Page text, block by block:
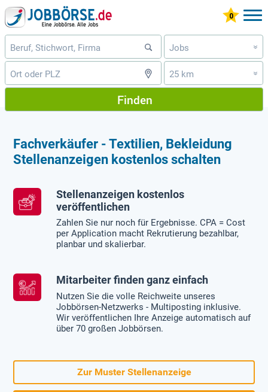
Jobs »
25 km »
Finden
Fachverkäufer - Textilien, Bekleidung
Stellenanzeigen kostenlos schalten
Stellenanzeigen kostenlos
veröffentlichen
Zahlen Sie nur noch für Ergebnisse. CPA = Cost
per Application macht Rekrutierung bezahlbar,
planbar und skalierbar.
Mitarbeiter finden ganz einfach
Nutzen Sie die volle Reichweite unseres
Jobbörsen-Netzwerks - Multiposting inklusive.
Wir veröffentlichen Ihre Anzeige automatisch auf
über 70 großen Jobbörsen.
Zur Muster Stellenanzeige